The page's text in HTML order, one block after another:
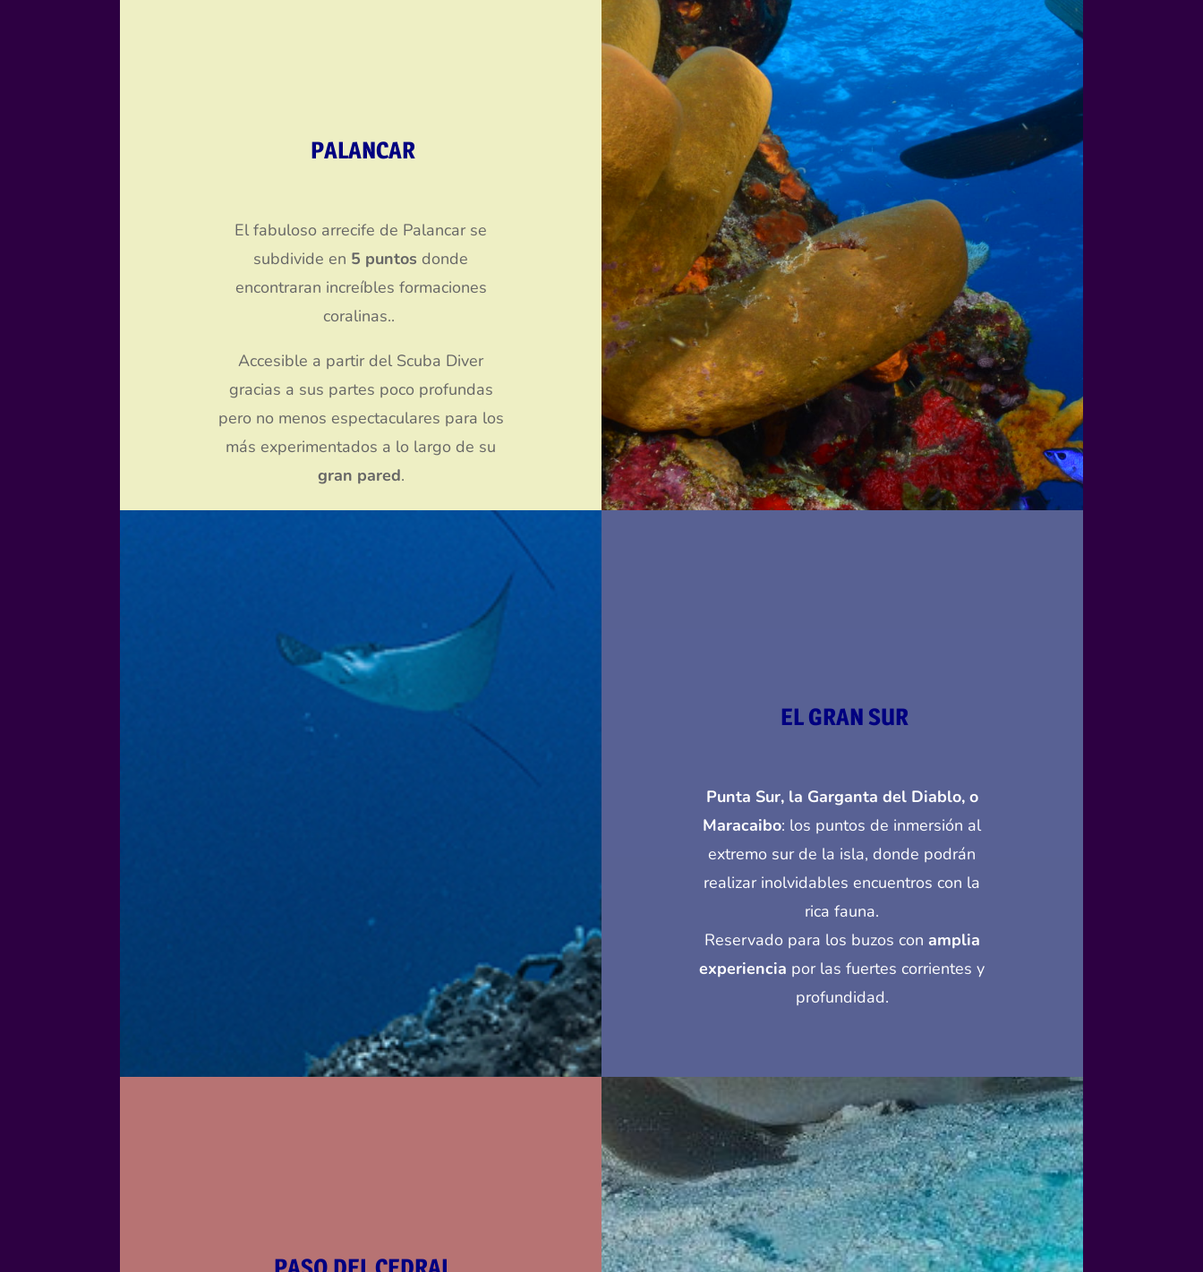
PALANCAR
El fabuloso arrecife de Palancar se
subdivide en 5 puntos donde
encontraran increíbles formaciones
coralinas..
Accesible a partir del Scuba Diver
gracias a sus partes poco profundas
pero no menos espectaculares para los
más experimentados a lo largo de su
gran pared.
EL GRAN SUR
Punta Sur, la Garganta del Diablo, o
Maracaibo: los puntos de inmersión al
extremo sur de la isla, donde podrán
realizar inolvidables encuentros con la
rica fauna.
Reservado para los buzos con amplia
experiencia por las fuertes corrientes y
profundidad.